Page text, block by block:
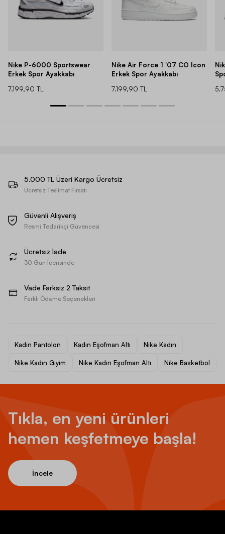
Nike P-6000 Sportswear
Erkek Spor Ayakkabı
7.199,90 TL
Nike Air Force 1 '07 CO Icon
Erkek Spor Ayakkabı
7.199,90 TL
5.000 TL Üzeri Kargo Ücretsiz
Ücretsiz Teslimat Fırsatı
Güvenli Alışveriş
Resmi Tedarikçi Güvencesi
Ücretsiz İade
30 Gün İçerisinde
Vade Farksız 2 Taksit
Farklı Ödeme Seçenekleri
Kadın Pantolon Kadın Eşofman Altı Nike Kadın
Nike Kadın Giyim Nike Kadın Eşofman Altı Nike Basketbol
Tıkla, en yeni ürünleri
hemen keşfetmeye başla!
İncele